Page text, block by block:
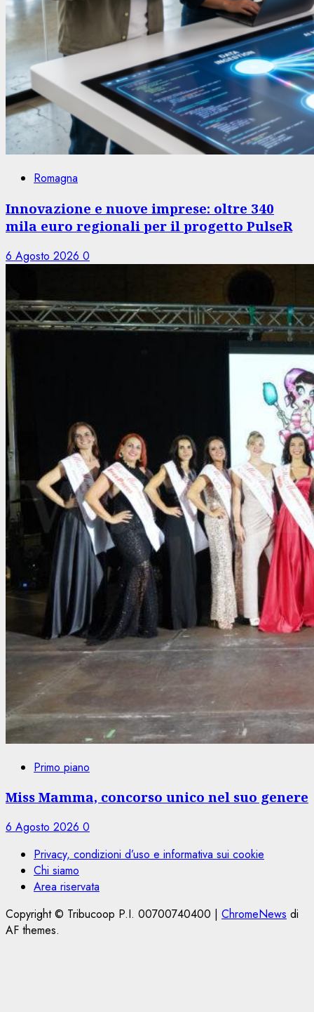
Romagna
Innovazione e nuove imprese: oltre 340
mila euro regionali per il progetto PulseR
6 Agosto 2026 0
Primo piano
Miss Mamma, concorso unico nel suo genere
6 Agosto 2026 0
Privacy, condizioni d’uso e informativa sui cookie
Chi siamo
Area riservata
Copyright © Tribucoop P.I. 00700740400 | ChromeNews di
AF themes.